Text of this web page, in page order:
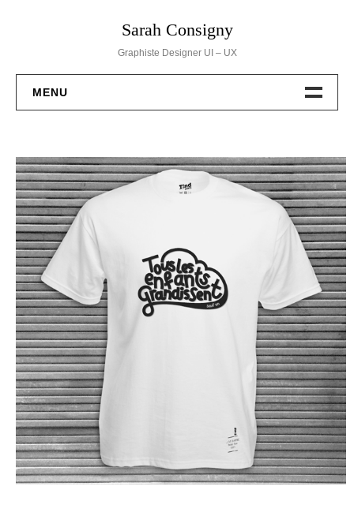
Sarah Consigny
Graphiste Designer UI – UX
MENU
WEB DESIGN
PACKAGING
EVENT